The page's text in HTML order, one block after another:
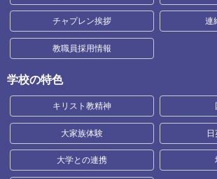
チャプレン挨拶 連
教職員採用情報
学校の特色
キリスト教精神
大家族体験
大学との連携